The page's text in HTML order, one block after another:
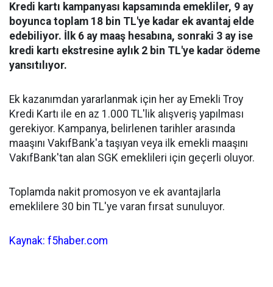
Kredi kartı kampanyası kapsamında emekliler, 9 ay
boyunca toplam 18 bin TL'ye kadar ek avantaj elde
edebiliyor. İlk 6 ay maaş hesabına, sonraki 3 ay ise
kredi kartı ekstresine aylık 2 bin TL'ye kadar ödeme
yansıtılıyor.
Ek kazanımdan yararlanmak için her ay Emekli Troy
Kredi Kartı ile en az 1.000 TL'lik alışveriş yapılması
gerekiyor. Kampanya, belirlenen tarihler arasında
maaşını VakıfBank'a taşıyan veya ilk emekli maaşını
VakıfBank'tan alan SGK emeklileri için geçerli oluyor.
Toplamda nakit promosyon ve ek avantajlarla
emeklilere 30 bin TL'ye varan fırsat sunuluyor.
Kaynak: f5haber.com